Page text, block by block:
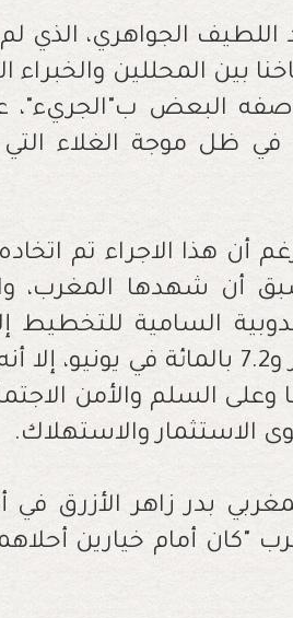
اللطيف الجواهري، الذي
ساخنا بين المحللين
وصفه البعض ب"الجريء"،
ظل موجة الغلاء التي
أن هذا الاجراء تم
أن شهدها المغرب،
السامية للتخطيط
غشت و7.7 بالمائة في يوليوز و7.2
وعلى السلم والأمن
الاستثمار والاستهلاك.
بدر زاهر الأزرق في
"كان أمام خيارين